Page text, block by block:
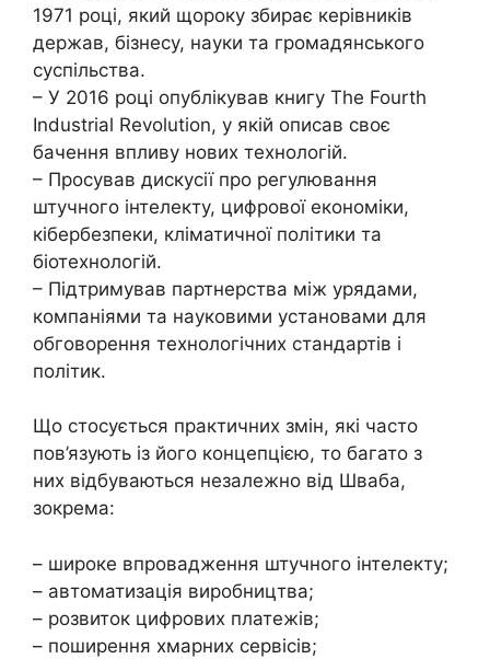
1971 році, який щороку збирає керівників
держав, бізнесу, науки та громадянського
суспільства.
– У 2016 році опублікував книгу The Fourth
Industrial Revolution, у якій описав своє
бачення впливу нових технологій.
– Просував дискусії про регулювання
штучного інтелекту, цифрової економіки,
кібербезпеки, кліматичної політики та
біотехнологій.
– Підтримував партнерства між урядами,
компаніями та науковими установами для
обговорення технологічних стандартів і
політик.
Що стосується практичних змін, які часто
пов’язують із його концепцією, то багато з
них відбуваються незалежно від Шваба,
зокрема:
– широке впровадження штучного інтелекту;
– автоматизація виробництва;
– розвиток цифрових платежів;
– поширення хмарних сервісів;